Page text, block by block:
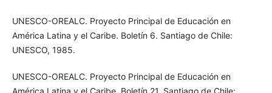
UNESCO-OREALC. Proyecto Principal de Educación en
América Latina y el Caribe. Boletín 6. Santiago de Chile:
UNESCO, 1985.
UNESCO-OREALC. Proyecto Principal de Educación en
América Latina y el Caribe. Boletín 21. Santiago de Chile: